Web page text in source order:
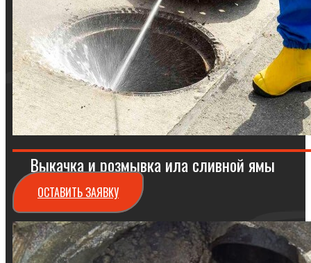
Выкачка и розмывка ила сливной ямы
ОСТАВИТЬ ЗАЯВКУ